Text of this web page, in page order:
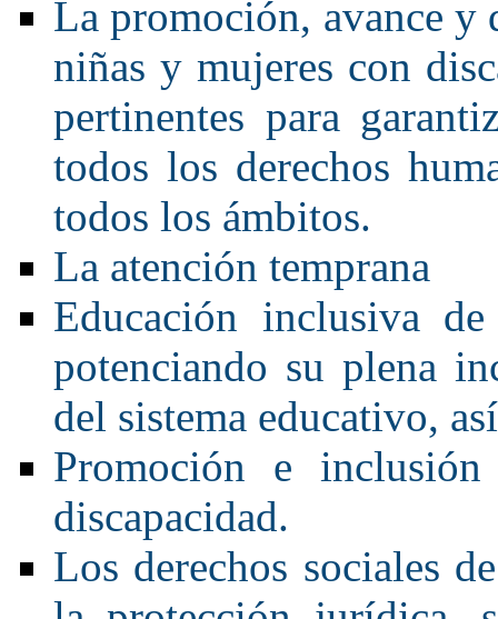
La promoción, avance y
niñas y mujeres con
pertinentes para
todos los derechos
todos los ámbitos.
La atención temprana
Educación inclusiva
potenciando su plena
del sistema educativo,
Promoción e
discapacidad.
Los derechos sociales